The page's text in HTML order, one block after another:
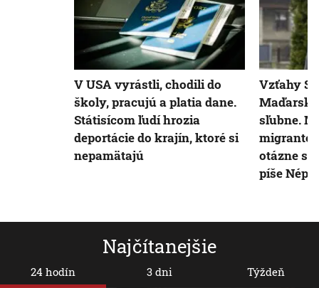
Najčítanejšie
24 hodín 3 dni Týždeň
V USA vyrástli, chodili do
školy, pracujú a platia dane.
Státisícom ľudí hrozia
deportácie do krajín, ktoré si
nepamätajú
Vzťahy
sľubne.
otázne sú
píše